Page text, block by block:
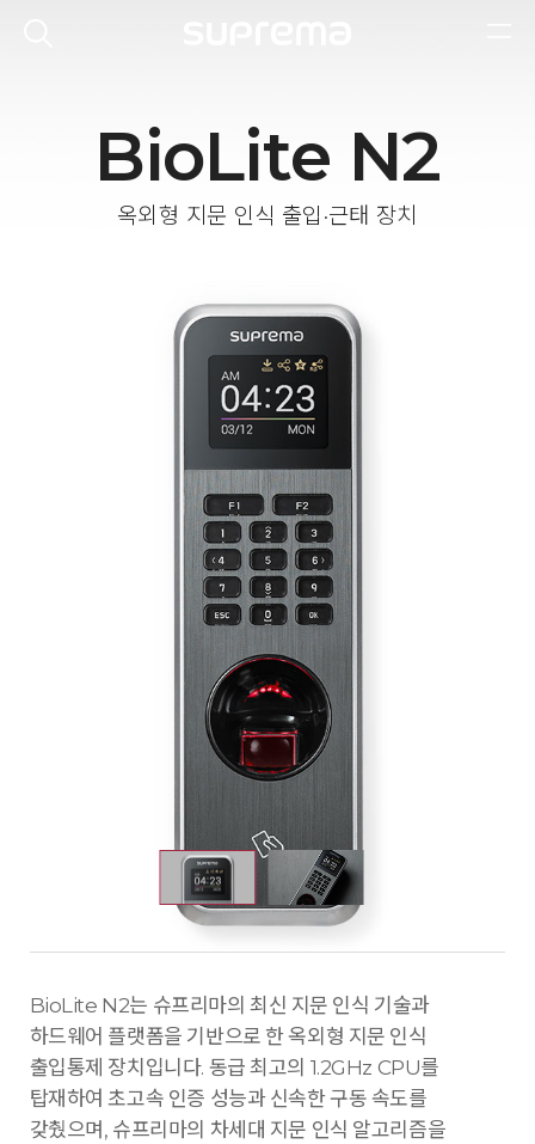
BioLite N2
옥외형 지문 인식 출입·근태 장치
BioLite N2는 슈프리마의 최신 지문 인식 기술과
하드웨어 플랫폼을 기반으로 한 옥외형 지문 인식
출입통제 장치입니다. 동급 최고의 1.2GHz CPU를
탑재하여 초고속 인증 성능과 신속한 구동 속도를
갖췄으며, 슈프리마의 차세대 지문 인식 알고리즘을